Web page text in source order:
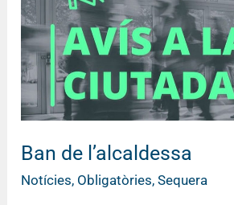
Ban de l’alcaldessa
Notícies, Obligatòries,Sequera